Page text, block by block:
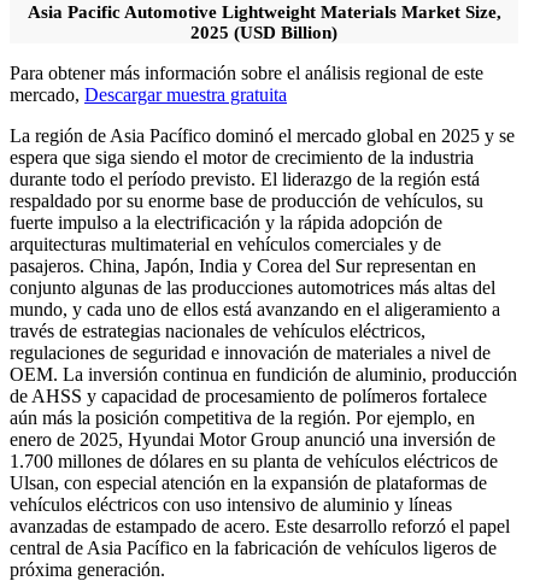
Asia Pacific Automotive Lightweight Materials Market Size,
2025 (USD Billion)
Para obtener más información sobre el análisis regional de este
mercado, Descargar muestra gratuita
La región de Asia Pacífico dominó el mercado global en 2025 y se
espera que siga siendo el motor de crecimiento de la industria
durante todo el período previsto. El liderazgo de la región está
respaldado por su enorme base de producción de vehículos, su
fuerte impulso a la electrificación y la rápida adopción de
arquitecturas multimaterial en vehículos comerciales y de
pasajeros. China, Japón, India y Corea del Sur representan en
conjunto algunas de las producciones automotrices más altas del
mundo, y cada uno de ellos está avanzando en el aligeramiento a
través de estrategias nacionales de vehículos eléctricos,
regulaciones de seguridad e innovación de materiales a nivel de
OEM. La inversión continua en fundición de aluminio, producción
de AHSS y capacidad de procesamiento de polímeros fortalece
aún más la posición competitiva de la región. Por ejemplo, en
enero de 2025, Hyundai Motor Group anunció una inversión de
1.700 millones de dólares en su planta de vehículos eléctricos de
Ulsan, con especial atención en la expansión de plataformas de
vehículos eléctricos con uso intensivo de aluminio y líneas
avanzadas de estampado de acero. Este desarrollo reforzó el papel
central de Asia Pacífico en la fabricación de vehículos ligeros de
próxima generación.